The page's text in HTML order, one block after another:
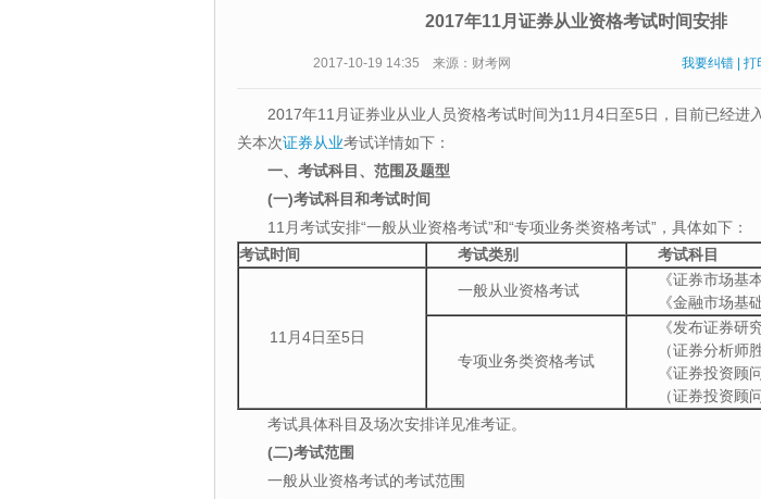
2017年11月证券从业资格考试时间安排
2017-10-19 14:35 来源：财考网 我要纠错 打
2017年11月证券业从业人员资格考试时间为11月4日至5日，目前已经进
关本次证券从业考试详情如下：
一、考试科目、范围及题型
(一)考试科目和考试时间
11月考试安排“一般从业资格考试”和“专项业务类资格考试”，具体如下：
考试时间
考试类别 考试科目
11月4日至5日
一般从业资格考试
《证券市场基本
《金融市场基础
专项业务类资格考试
《发布证券研究
（证券分析师胜
《证券投资顾问
（证券投资顾问
考试具体科目及场次安排详见准考证。
(二)考试范围
一般从业资格考试的考试范围